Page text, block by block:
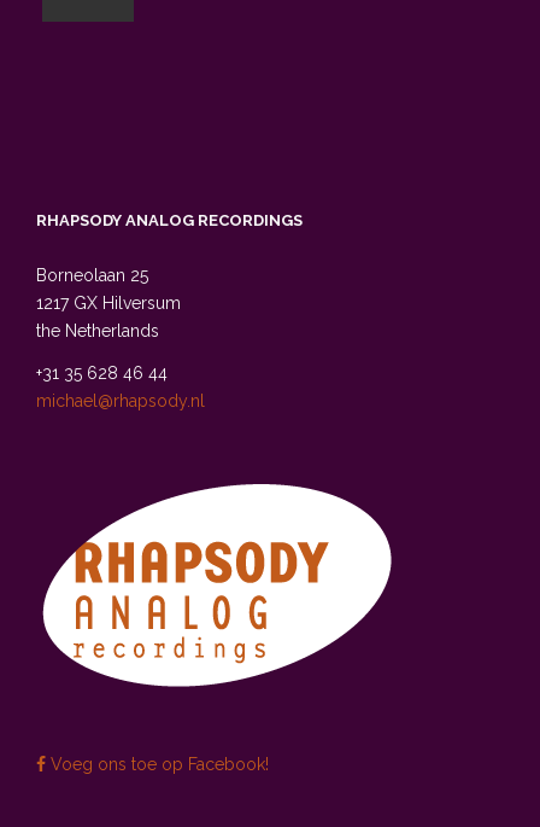
RHAPSODY ANALOG RECORDINGS
Borneolaan 25
1217 GX Hilversum
the Netherlands
+31 35 628 46 44
michael@rhapsody.nl
Voeg ons toe op Facebook!